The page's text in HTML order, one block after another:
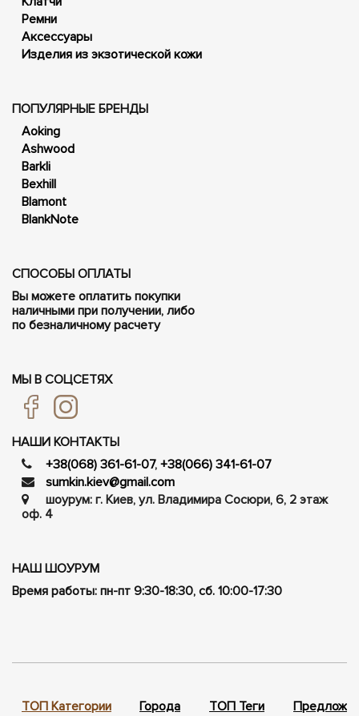
Ремни
Аксессуары
Изделия из экзотической кожи
ПОПУЛЯРНЫЕ БРЕНДЫ
Aoking
Ashwood
Barkli
Bexhill
Blamont
BlankNote
СПОСОБЫ ОПЛАТЫ
Вы можете оплатить покупки
наличными при получении, либо
по безналичному расчету
МЫ В СОЦСЕТЯХ
НАШИ КОНТАКТЫ
+38(068) 361-61-07, +38(066) 341-61-07
sumkin.kiev@gmail.com
шоурум: г. Киев, ул. Владимира Сосюри, ​​6, 2 этаж
оф. 4
НАШ ШОУРУМ
Время работы: пн-пт 9:30-18:30, сб. 10:00-17:30
ТОП Категории Города ТОП Теги